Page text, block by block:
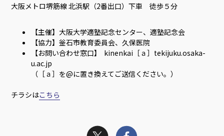
大阪メトロ堺筋線 北浜駅（2番出口）下車 徒歩５分
【主催】大阪大学適塾記念センター、適塾記念会
【協力】釡石市教育委員会、久保医院
【お問い合わせ窓口】 kinenkai［ａ］tekijuku.osaka-
u.ac.jp
（［ａ］を@に置き換えてご送信ください。）
チラシはこちら